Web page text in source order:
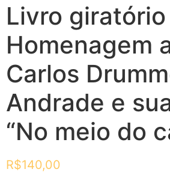
Livro giratório
Homenagem
Carlos
Andrade e
“No meio do
R$140,00